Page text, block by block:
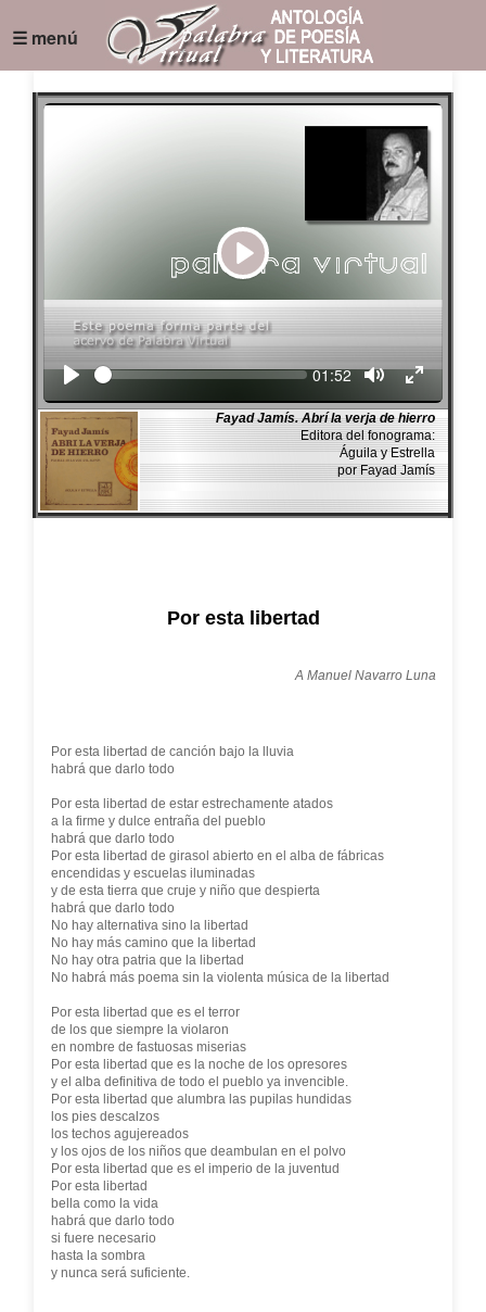
☰ menú
Play
Seek Current
01:52
Fayad Jamís. Abrí la verja de hierro
Editora del fonograma:
Águila y Estrella
por Fayad Jamís
Por esta libertad
A Manuel Navarro Luna
Por esta libertad de canción bajo la lluvia
habrá que darlo todo
Por esta libertad de estar estrechamente atados
a la firme y dulce entraña del pueblo
habrá que darlo todo
Por esta libertad de girasol abierto en el alba de fábricas
encendidas y escuelas iluminadas
y de esta tierra que cruje y niño que despierta
habrá que darlo todo
No hay alternativa sino la libertad
No hay más camino que la libertad
No hay otra patria que la libertad
No habrá más poema sin la violenta música de la libertad
Por esta libertad que es el terror
de los que siempre la violaron
en nombre de fastuosas miserias
Por esta libertad que es la noche de los opresores
y el alba definitiva de todo el pueblo ya invencible.
Por esta libertad que alumbra las pupilas hundidas
los pies descalzos
los techos agujereados
y los ojos de los niños que deambulan en el polvo
Por esta libertad que es el imperio de la juventud
Por esta libertad
bella como la vida
habrá que darlo todo
si fuere necesario
hasta la sombra
y nunca será suficiente.